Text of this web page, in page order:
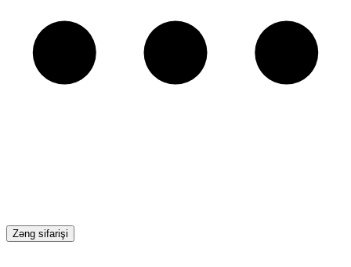
Zəng sifarişi